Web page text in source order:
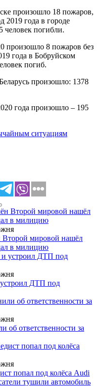
произошло 18 пожаров,
2019 года в городе
человек погибли.
произошло 8 пожаров без
года в Бобруйском
погиб.
произошло: 1378
года произошло – 195
ситуациям
Второй мировой нашёл
в милицию
устроил ДТП под
об ответственности за
попал под колёса Audi